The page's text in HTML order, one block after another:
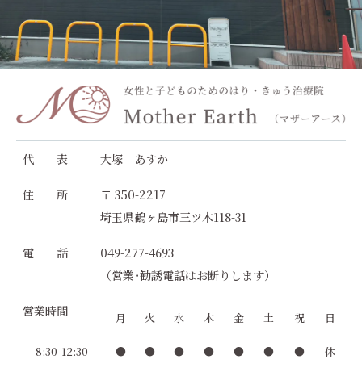
代 表 大塚 あすか
住 所
〒 350-2217
埼玉県鶴ヶ島市三ツ木118-31
電 話
049-277-4693
（営業･勧誘電話はお断りします）
営業時間 月 火 水 木 金 土 祝 日
8:30-12:30 ● ● ● ● ● ● ● 休